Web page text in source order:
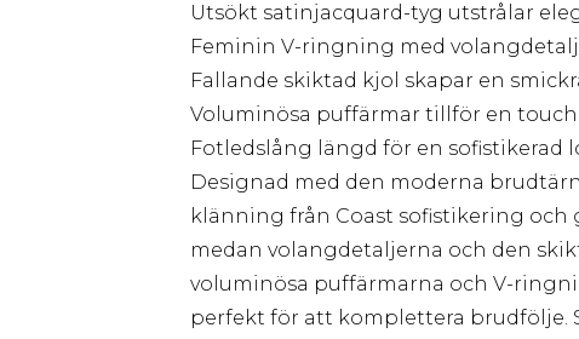
Utsökt satinjacquard-tyg utstrålar
Feminin V-ringning med
Fallande skiktad kjol skapar en
Voluminösa puffärmar tillför en
Fotledslång längd för en sofistikerad
Designad med den moderna
klänning från Coast sofistikering och
medan volangdetaljerna och den
voluminösa puffärmarna och V-
perfekt för att komplettera brudfölje.